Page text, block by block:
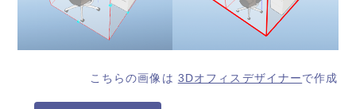
こちらの画像は 3Dオフィスデザイナーで作成